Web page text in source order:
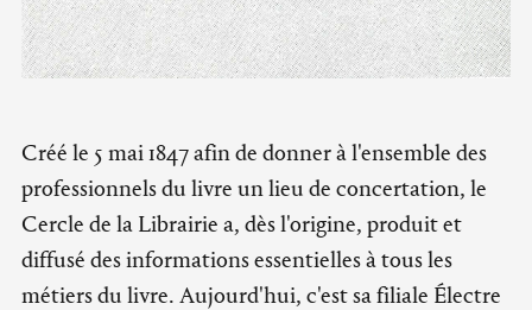
Créé le 5 mai 1847 afin de donner à l'ensemble des
professionnels du livre un lieu de concertation, le
Cercle de la Librairie a, dès l'origine, produit et
diffusé des informations essentielles à tous les
métiers du livre. Aujourd'hui, c'est sa filiale Électre